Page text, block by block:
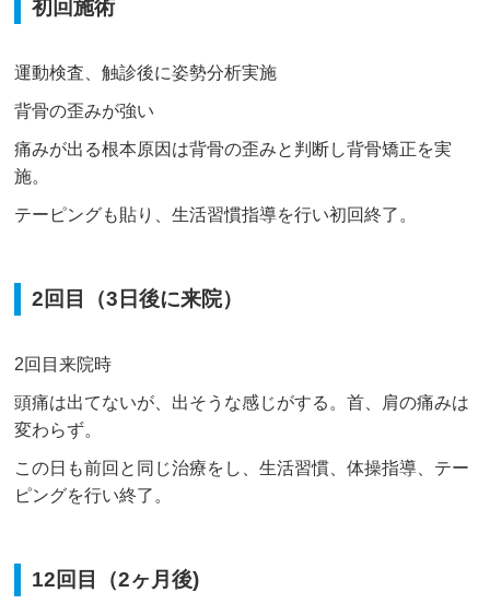
初回施術
運動検査、触診後に姿勢分析実施
背骨の歪みが強い
痛みが出る根本原因は背骨の歪みと判断し背骨矯正を実
施。
テーピングも貼り、生活習慣指導を行い初回終了。
2回目（3日後に来院）
2回目来院時
頭痛は出てないが、出そうな感じがする。首、肩の痛みは
変わらず。
この日も前回と同じ治療をし、生活習慣、体操指導、テー
ピングを行い終了。
12回目（2ヶ月後)